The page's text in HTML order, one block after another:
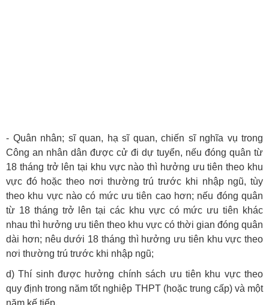
- Quân nhân; sĩ quan, hạ sĩ quan, chiến sĩ nghĩa vụ trong
Công an nhân dân được cử đi dự tuyển, nếu đóng quân từ
18 tháng trở lên tại khu vực nào thì hưởng ưu tiên theo khu
vực đó hoặc theo nơi thường trú trước khi nhập ngũ, tùy
theo khu vực nào có mức ưu tiên cao hơn; nếu đóng quân
từ 18 tháng trở lên tại các khu vực có mức ưu tiên khác
nhau thì hưởng ưu tiên theo khu vực có thời gian đóng quân
dài hơn; nêu dưới 18 tháng thì hưởng ưu tiên khu vực theo
nơi thường trú trước khi nhập ngũ;
d) Thí sinh được hưởng chính sách ưu tiên khu vực theo
quy định trong năm tốt nghiệp THPT (hoặc trung cấp) và một
năm kế tiếp.